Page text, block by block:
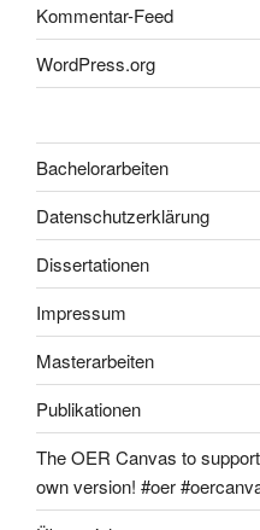
Kommentar-Feed
WordPress.org
Bachelorarbeiten
Datenschutzerklärung
Dissertationen
Impressum
Masterarbeiten
Publikationen
The OER Canvas to
own version! #oer